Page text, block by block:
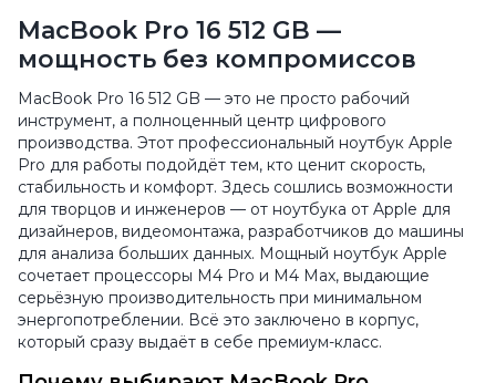
MacBook Pro 16 512 GB —
мощность без компромиссов
MacBook Pro 16 512 GB — это не просто рабочий
инструмент, а полноценный центр цифрового
производства. Этот профессиональный ноутбук Apple
Pro для работы подойдёт тем, кто ценит скорость,
стабильность и комфорт. Здесь сошлись возможности
для творцов и инженеров — от ноутбука от Apple для
дизайнеров, видеомонтажа, разработчиков до машины
для анализа больших данных. Мощный ноутбук Apple
сочетает процессоры M4 Pro и M4 Max, выдающие
серьёзную производительность при минимальном
энергопотреблении. Всё это заключено в корпус,
который сразу выдаёт в себе премиум-класс.